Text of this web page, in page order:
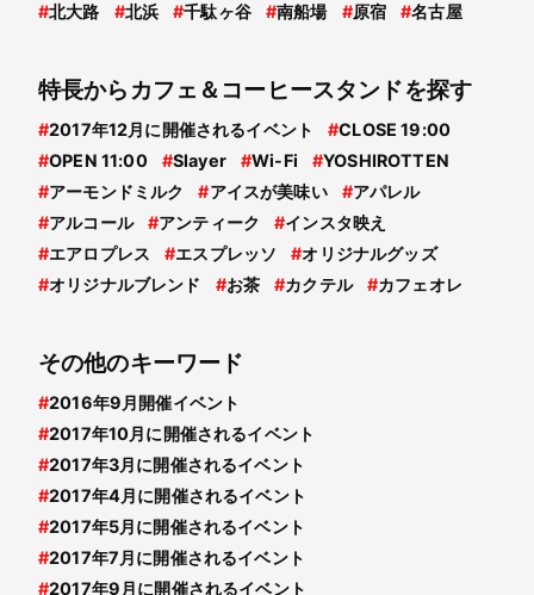
#北大路 #北浜 #千駄ヶ谷 #南船場 #原宿 #名古屋
特長からカフェ＆コーヒースタンドを探す
#2017年12月に開催されるイベント #CLOSE 19:00
#OPEN 11:00 #Slayer #Wi-Fi #YOSHIROTTEN
#アーモンドミルク #アイスが美味い #アパレル
#アルコール #アンティーク #インスタ映え
#エアロプレス #エスプレッソ #オリジナルグッズ
#オリジナルブレンド #お茶 #カクテル #カフェオレ
その他のキーワード
#2016年9月開催イベント
#2017年10月に開催されるイベント
#2017年3月に開催されるイベント
#2017年4月に開催されるイベント
#2017年5月に開催されるイベント
#2017年7月に開催されるイベント
#2017年9月に開催されるイベント